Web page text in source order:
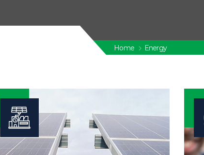
Home Energy